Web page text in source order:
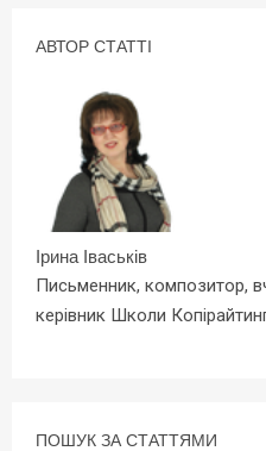
АВТОР СТАТТІ
Ірина Іваськів
Письменник, композитор,
керівник Школи
ПОШУК ЗА СТАТТЯМИ